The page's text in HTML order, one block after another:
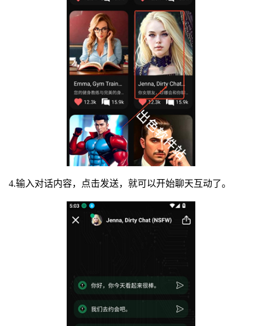
4.输入对话内容，点击发送，就可以开始聊天互动了。